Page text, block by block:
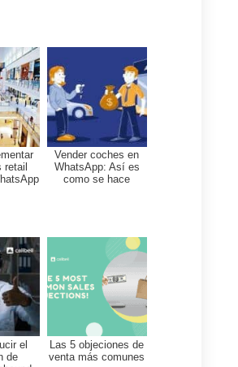
como Hot Sale o
con su plataforma
para la atención al
ventas y callcenters. Este
cuenta con múltiples
redireccionar y
toda la mensajería de
sociales favoritas en un